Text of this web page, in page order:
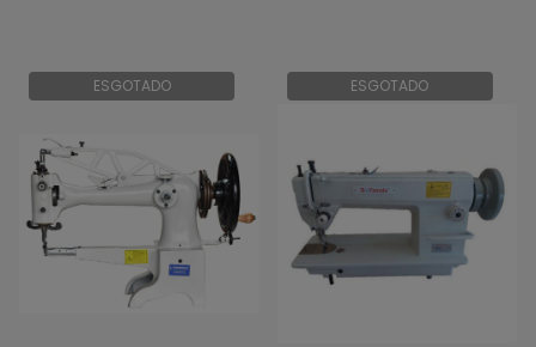
ESGOTADO ESGOTADO